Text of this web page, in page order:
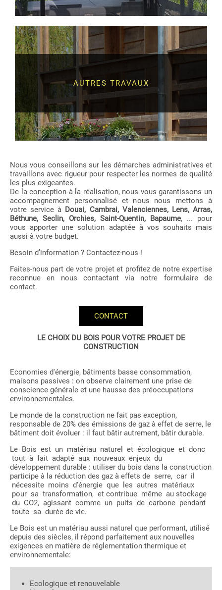
AUTRES TRAVAUX
Nous vous conseillons sur les démarches administratives et
travaillons avec rigueur pour respecter les normes de qualité
les plus exigeantes.
De la conception à la réalisation, nous vous garantissons un
accompagnement personnalisé et nous nous mettons à
votre service à Douai, Cambrai, Valenciennes, Lens, Arras,
Béthune, Seclin, Orchies, Saint-Quentin, Bapaume, ... pour
vous apporter une solution adaptée à vos souhaits mais
aussi à votre budget.
Besoin d’information ? Contactez-nous !
Faites-nous part de votre projet et profitez de notre expertise
reconnue en nous contactant via notre formulaire de
contact.
CONTACT
LE CHOIX DU BOIS POUR VOTRE PROJET DE
CONSTRUCTION
Economies d'énergie, bâtiments basse consommation,
maisons passives : on observe clairement une prise de
conscience générale et une hausse des préoccupations
environnementales.
Le monde de la construction ne fait pas exception,
responsable de 20% des émissions de gaz à effet de serre, le
bâtiment doit évoluer : il faut bâtir autrement, bâtir durable.
Le Bois est un matériau naturel et écologique et donc
tout à fait adapté aux nouveaux enjeux du
développement durable : utiliser du bois dans la construction
participe à la réduction des gaz à effets de serre, car il
nécessite moins d'énergie que les autres matériaux
pour sa transformation, et contribue même au stockage
du CO2, agissant comme un puits de carbone pendant
toute sa durée de vie.
Le Bois est un matériau aussi naturel que performant, utilisé
depuis des siècles, il répond parfaitement aux nouvelles
exigences en matière de réglementation thermique et
environnementale:
Ecologique et renouvelable